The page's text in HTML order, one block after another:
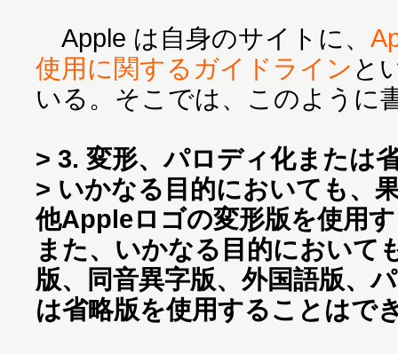
Apple は自身のサイトに、
使用に関するガイドライン と
いる。そこでは、このように
> 3. 変形、パロディ化または
> いかなる目的においても、
他Appleロゴの変形版を使用
また、いかなる目的において
版、同音異字版、外国語版、
は省略版を使用することはで